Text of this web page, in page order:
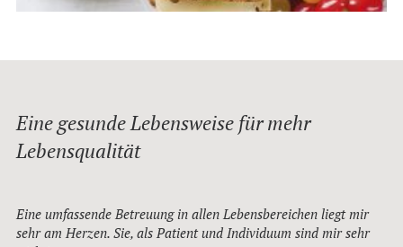
Eine gesunde Lebensweise für mehr
Lebensqualität
Eine umfassende Betreuung in allen Lebensbereichen liegt mir
sehr am Herzen. Sie, als Patient und Individuum sind mir sehr